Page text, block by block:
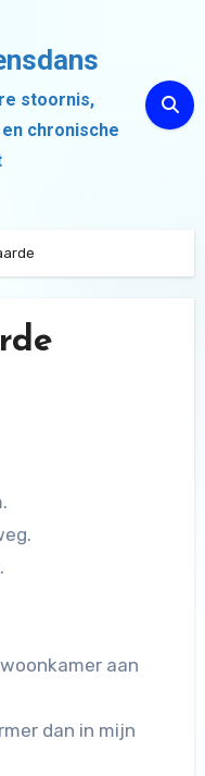
stoornis,
chronische
aan
dan in mijn